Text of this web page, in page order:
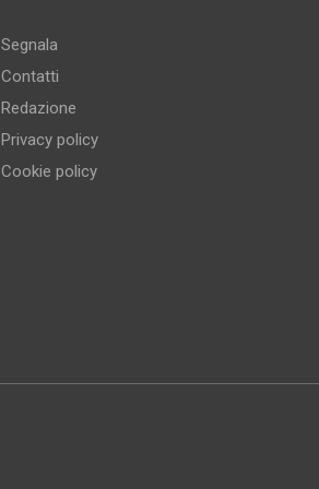
Segnala
Contatti
Redazione
Privacy policy
Cookie policy